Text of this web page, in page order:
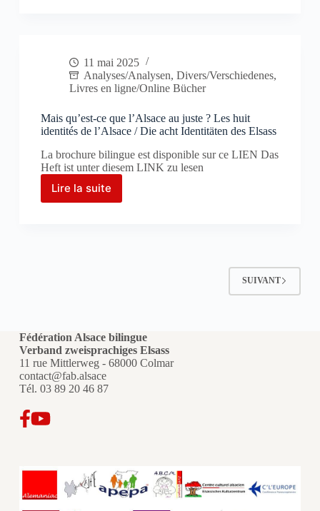
Gymnasien
du
Rhin
supérieur
Offener
Brief
die
Oberbürgermeister
der
Oberrhein
11 mai 2025
Analyses/Analysen, Divers/Verschiedenes,
Livres en ligne/Online Bücher
Mais qu’est-ce que l’Alsace au juste ? Les huit
identités de l’Alsace / Die acht Identitäten des Elsass
La brochure bilingue est disponible sur ce LIEN Das
Heft ist unter diesem LINK zu lesen
Lire la suite
Mais
qu’est-
identités
de
l’Alsace
/
Die
acht
SUIVANT
Fédération Alsace bilingue
Verband zweisprachiges Elsass
11 rue Mittlerweg - 68000 Colmar
contact@fab.alsace
Tél. 03 89 20 46 87